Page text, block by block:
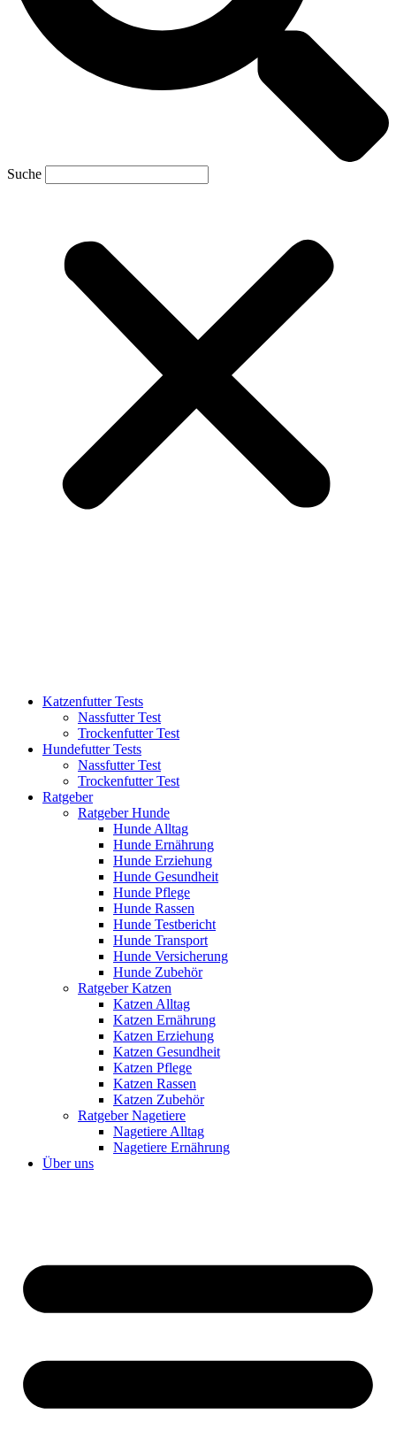
Suche
Katzenfutter Tests
Nassfutter Test
Trockenfutter Test
Hundefutter Tests
Nassfutter Test
Trockenfutter Test
Ratgeber
Ratgeber Hunde
Hunde Alltag
Hunde Ernährung
Hunde Erziehung
Hunde Gesundheit
Hunde Pflege
Hunde Rassen
Hunde Testbericht
Hunde Transport
Hunde Versicherung
Hunde Zubehör
Ratgeber Katzen
Katzen Alltag
Katzen Ernährung
Katzen Erziehung
Katzen Gesundheit
Katzen Pflege
Katzen Rassen
Katzen Zubehör
Ratgeber Nagetiere
Nagetiere Alltag
Nagetiere Ernährung
Über uns